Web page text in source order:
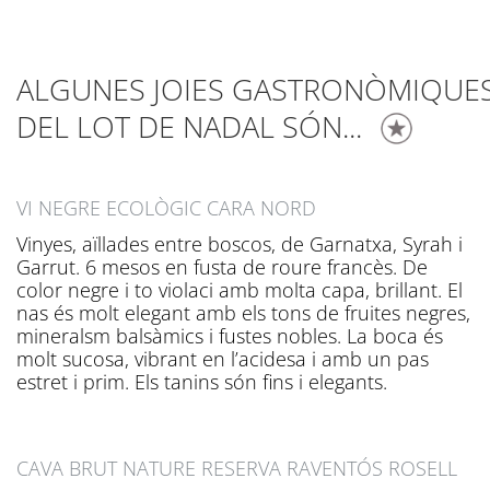
ALGUNES JOIES
DEL LOT DE NADAL SÓN...
VI NEGRE ECOLÒGIC CARA NORD
Vinyes, aïllades entre boscos, de Garnatxa, Syrah i
Garrut. 6 mesos en fusta de roure francès. De
color negre i to violaci amb molta capa, brillant. El
nas és molt elegant amb els tons de fruites negres,
mineralsm balsàmics i fustes nobles. La boca és
molt sucosa, vibrant en l’acidesa i amb un pas
estret i prim. Els tanins són fins i elegants.
CAVA BRUT NATURE RESERVA RAVENTÓS ROSELL